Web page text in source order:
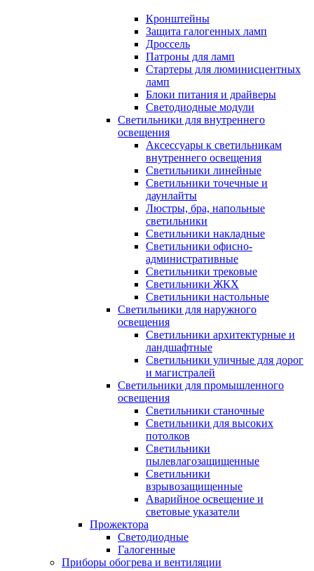
Кронштейны
Защита галогенных ламп
Дроссель
Патроны для ламп
Стартеры для люминисцентных
ламп
Блоки питания и драйверы
Светодиодные модули
Светильники для внутреннего
освещения
Аксессуары к светильникам
внутреннего освещения
Светильники линейные
Светильники точечные и
даунлайты
Люстры, бра, напольные
светильники
Светильники накладные
Светильники офисно-
административные
Светильники трековые
Светильники ЖКХ
Светильники настольные
Светильники для наружного
освещения
Светильники архитектурные и
ландшафтные
Светильники уличные для дорог
и магистралей
Светильники для промышленного
освещения
Светильники станочные
Светильники для высоких
потолков
Светильники
пылевлагозащищенные
Светильники
взрывозащищенные
Аварийное освещение и
световые указатели
Прожектора
Светодиодные
Галогенные
Приборы обогрева и вентиляции